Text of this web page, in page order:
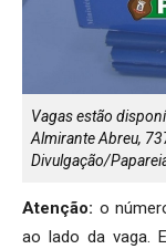
Vagas estão
Almirante Abreu,
Divulgação/
Atenção: o
ao lado da vaga.